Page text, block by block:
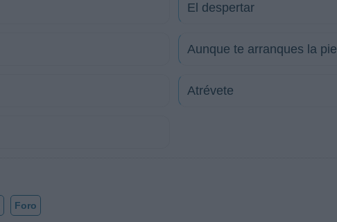
El despertar
Aunque te arranques la piel
Atrévete
Foro